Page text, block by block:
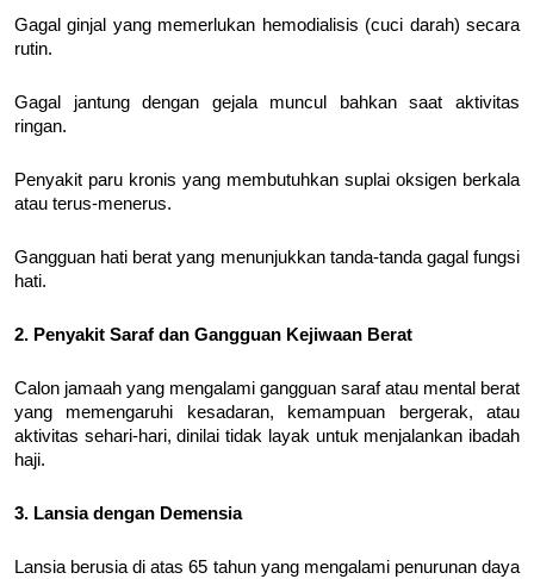
Gagal ginjal yang memerlukan hemodialisis (cuci darah) secara
rutin.
Gagal jantung dengan gejala muncul bahkan saat aktivitas
ringan.
Penyakit paru kronis yang membutuhkan suplai oksigen berkala
atau terus-menerus.
Gangguan hati berat yang menunjukkan tanda-tanda gagal fungsi
hati.
2. Penyakit Saraf dan Gangguan Kejiwaan Berat
Calon jamaah yang mengalami gangguan saraf atau mental berat
yang memengaruhi kesadaran, kemampuan bergerak, atau
aktivitas sehari-hari, dinilai tidak layak untuk menjalankan ibadah
haji.
3. Lansia dengan Demensia
Lansia berusia di atas 65 tahun yang mengalami penurunan daya